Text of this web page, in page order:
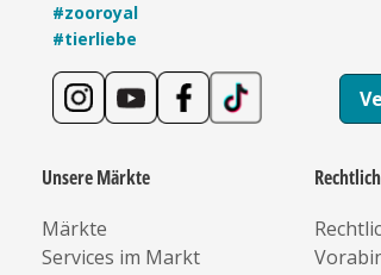
#zooroyal
#tierliebe
Unsere Märkte
Märkte
Services im Markt